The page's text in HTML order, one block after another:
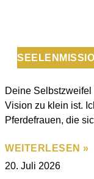
Deine
Vision zu klein ist.
Pferdefrauen, die
WEITERLESEN »
20. Juli 2026